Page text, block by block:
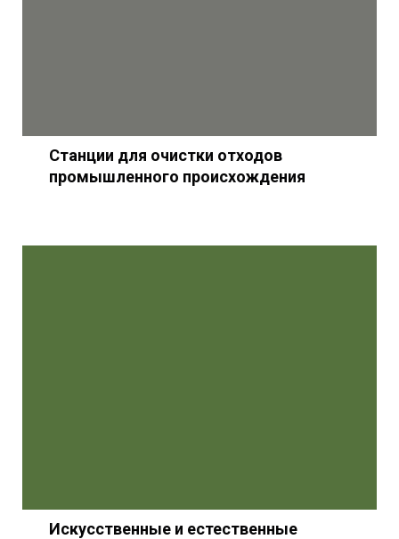
Станции для очистки отходов
промышленного происхождения
Искусственные и естественные